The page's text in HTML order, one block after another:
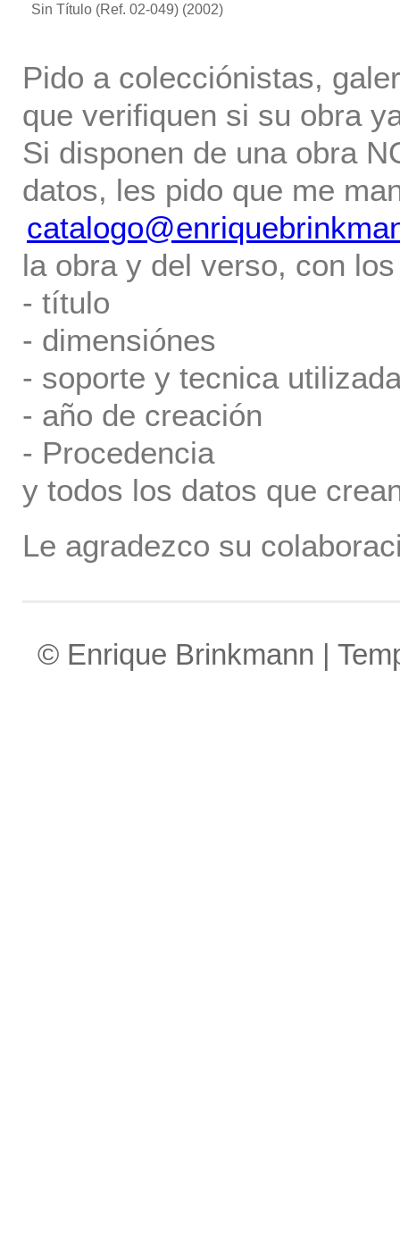
Sin Título (Ref. 02-049) (2002)
Pido a colecciónistas,
que verifiquen si su obra
Si disponen de una obra
datos, les pido que me
la obra y del verso, con
- título
- dimensiónes
- soporte y tecnica
- año de creación
- Procedencia
y todos los datos que
Le agradezco su
© Enrique Brinkmann |